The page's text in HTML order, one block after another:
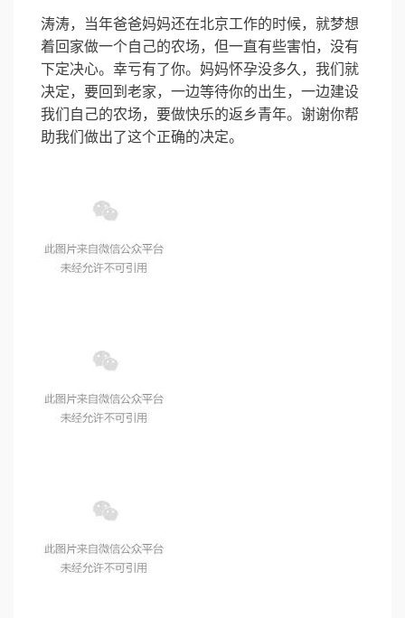
涛涛，当年爸爸妈妈还在北京工作的时候，就梦想
着回家做一个自己的农场，但一直有些害怕，没有
下定决心。幸亏有了你。妈妈怀孕没多久，我们就
决定，要回到老家，一边等待你的出生，一边建设
我们自己的农场，要做快乐的返乡青年。谢谢你帮
助我们做出了这个正确的决定。